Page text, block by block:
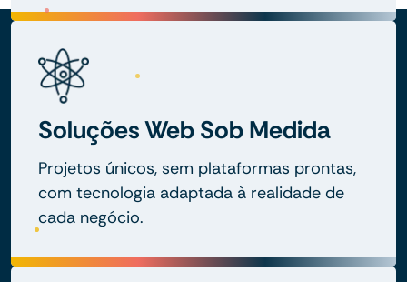
Soluções Web Sob Medida
Projetos únicos, sem plataformas prontas,
com tecnologia adaptada à realidade de
cada negócio.